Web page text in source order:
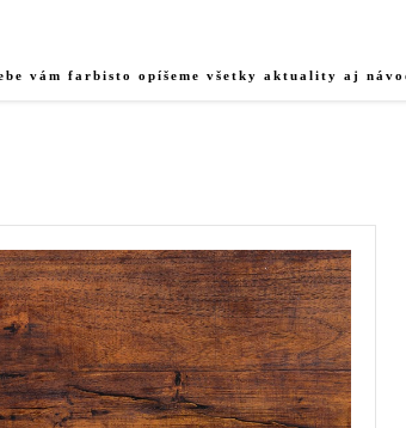
vám farbisto opíšeme všetky aktuality aj